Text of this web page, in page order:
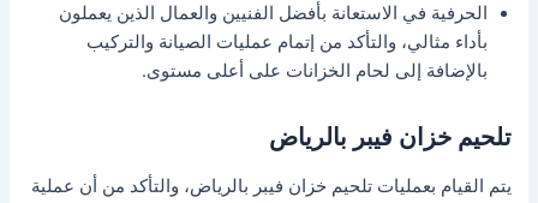
الحرفية في الاستعانة بأفضل الفنيين والعمال الذين يعملون
بأداء مثالي، والتأكد من إتمام عمليات الصيانة والتركيب
بالإضافة إلى لحام الخزانات على أعلى مستوى.
تلحيم خزان فيبر بالرياض
يتم القيام بعمليات تلحيم خزان فيبر بالرياض، والتأكد من أن عملية